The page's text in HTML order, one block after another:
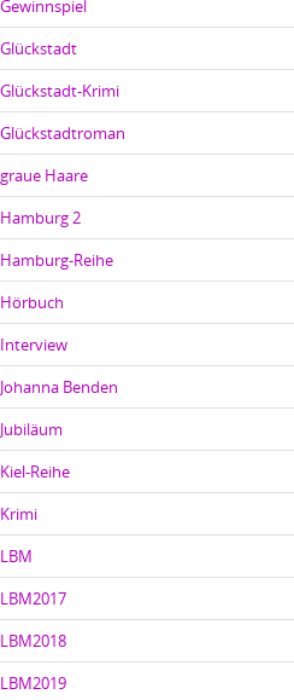
Gewinnspiel
Glückstadt
Glückstadt-Krimi
Glückstadtroman
graue Haare
Hamburg 2
Hamburg-Reihe
Hörbuch
Interview
Johanna Benden
Jubiläum
Kiel-Reihe
Krimi
LBM
LBM2017
LBM2018
LBM2019